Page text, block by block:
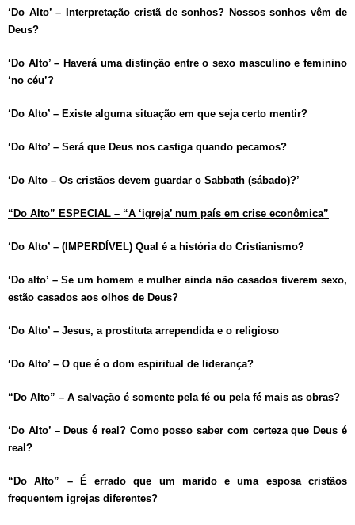
‘Do Alto’ – Interpretação cristã de sonhos? Nossos sonhos vêm de
Deus?
‘Do Alto’ – Haverá uma distinção entre o sexo masculino e feminino
‘no céu’?
‘Do Alto’ – Existe alguma situação em que seja certo mentir?
‘Do Alto’ – Será que Deus nos castiga quando pecamos?
‘Do Alto – Os cristãos devem guardar o Sabbath (sábado)?’
“Do Alto” ESPECIAL – “A ‘igreja’ num país em crise econômica”
‘Do Alto’ – (IMPERDÍVEL) Qual é a história do Cristianismo?
‘Do alto’ – Se um homem e mulher ainda não casados tiverem sexo,
estão casados aos olhos de Deus?
‘Do Alto’ – Jesus, a prostituta arrependida e o religioso
‘Do Alto’ – O que é o dom espiritual de liderança?
“Do Alto” – A salvação é somente pela fé ou pela fé mais as obras?
‘Do Alto’ – Deus é real? Como posso saber com certeza que Deus é
real?
“Do Alto” – É errado que um marido e uma esposa cristãos
frequentem igrejas diferentes?